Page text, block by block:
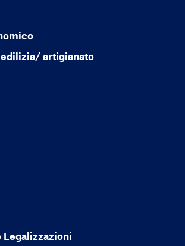
artigianato